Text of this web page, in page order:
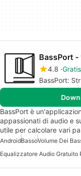
BassPort
4.8 Gratis
BassPort:
BassPort è
appassionati di audio e
utile per calcolare vari
AndroidBassoVolume Dei